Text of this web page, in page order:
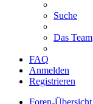
Suche
Das Team
FAQ
Anmelden
Registrieren